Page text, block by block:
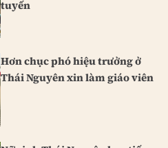
tuyến
Hơn chục phó hiệu trưởng ở
Thái Nguyên xin làm giáo viên